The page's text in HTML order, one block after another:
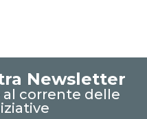
Newsletter
al corrente delle